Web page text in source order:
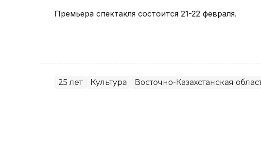
Премьера спектакля состоится 21-22 февраля.
25 лет Культура Восточно-Казахстанская